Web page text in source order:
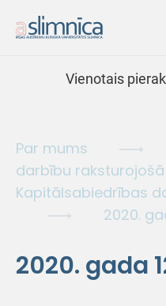
Vienotais
Par mums
darbību
Kapitālsabiedrības
2020.
2020. gada